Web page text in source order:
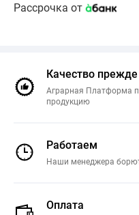
Рассрочка от
Качество прежде
Аграрная Платформа
продукцию
Работаем
Наши менеджера
Оплата